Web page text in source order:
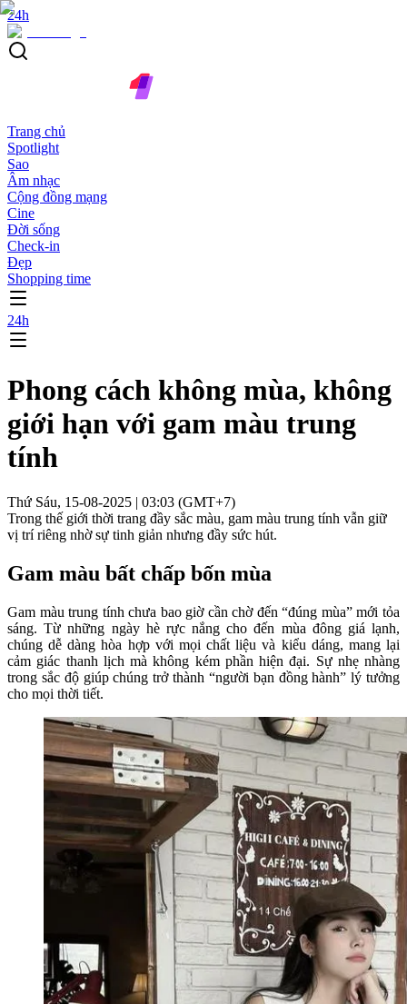
24h
Trang chủ
Spotlight
Sao
Âm nhạc
Cộng đồng mạng
Cine
Đời sống
Check-in
Đẹp
Shopping time
24h
Phong cách không mùa, không
giới hạn với gam màu trung
tính
Thứ Sáu, 15-08-2025 | 03:03 (GMT+7)
Trong thế giới thời trang đầy sắc màu, gam màu trung tính vẫn giữ
vị trí riêng nhờ sự tinh giản nhưng đầy sức hút.
Gam màu bất chấp bốn mùa
Gam màu trung tính chưa bao giờ cần chờ đến “đúng mùa” mới tỏa
sáng. Từ những ngày hè rực nắng cho đến mùa đông giá lạnh,
chúng dễ dàng hòa hợp với mọi chất liệu và kiểu dáng, mang lại
cảm giác thanh lịch mà không kém phần hiện đại. Sự nhẹ nhàng
trong sắc độ giúp chúng trở thành “người bạn đồng hành” lý tưởng
cho mọi thời tiết.